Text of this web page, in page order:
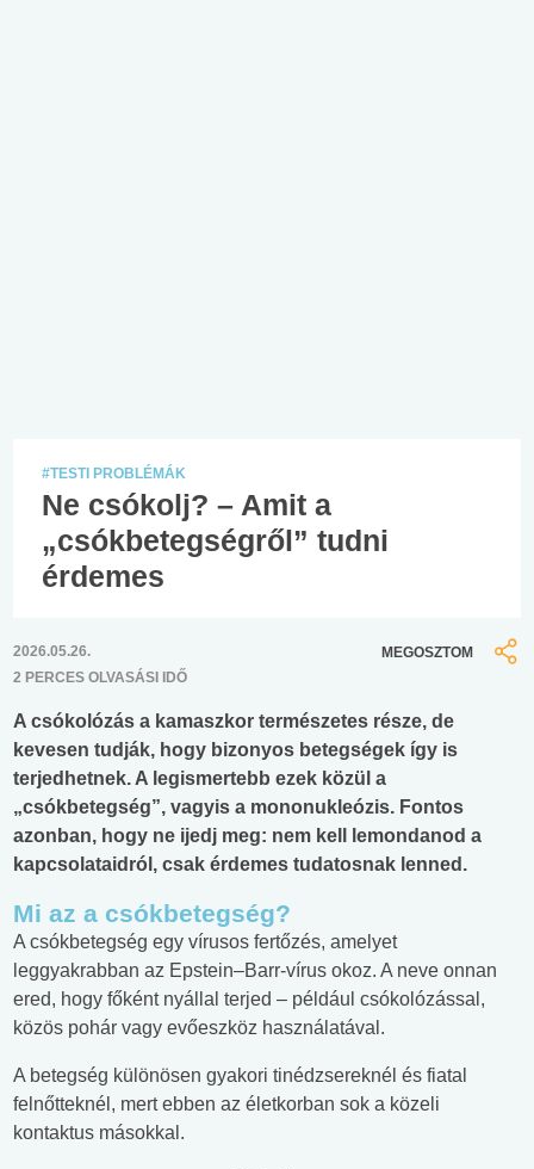
#TESTI PROBLÉMÁK
Ne csókolj? – Amit a
„csókbetegségről” tudni
érdemes
2026.05.26.
2 PERCES OLVASÁSI IDŐ
MEGOSZTOM
A csókolózás a kamaszkor természetes része, de
kevesen tudják, hogy bizonyos betegségek így is
terjedhetnek. A legismertebb ezek közül a
„csókbetegség”, vagyis a mononukleózis. Fontos
azonban, hogy ne ijedj meg: nem kell lemondanod a
kapcsolataidról, csak érdemes tudatosnak lenned.
Mi az a csókbetegség?
A csókbetegség egy vírusos fertőzés, amelyet
leggyakrabban az Epstein–Barr-vírus okoz. A neve onnan
ered, hogy főként nyállal terjed – például csókolózással,
közös pohár vagy evőeszköz használatával.
A betegség különösen gyakori tinédzsereknél és fiatal
felnőtteknél, mert ebben az életkorban sok a közeli
kontaktus másokkal.